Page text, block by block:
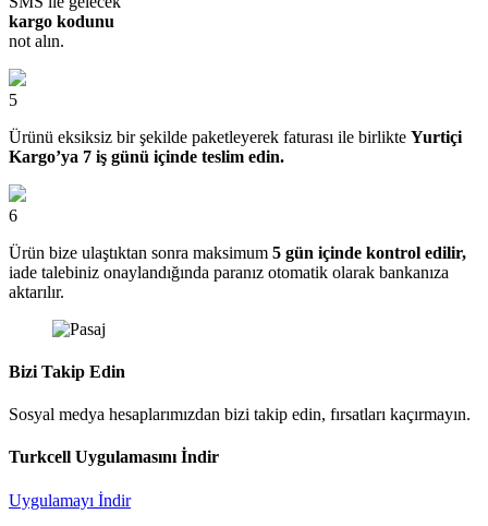
kargo kodunu
not alın.
5
Ürünü eksiksiz bir şekilde paketleyerek faturası ile birlikte Yurtiçi
Kargo’ya 7 iş günü içinde teslim edin.
6
Ürün bize ulaştıktan sonra maksimum 5 gün içinde kontrol edilir,
iade talebiniz onaylandığında paranız otomatik olarak bankanıza
aktarılır.
Bizi Takip Edin
Sosyal medya hesaplarımızdan bizi takip edin, fırsatları kaçırmayın.
Turkcell Uygulamasını İndir
Uygulamayı İndir